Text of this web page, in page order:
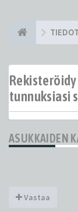
tunnuksiasi
ASUKKAIDEN
Vastaa